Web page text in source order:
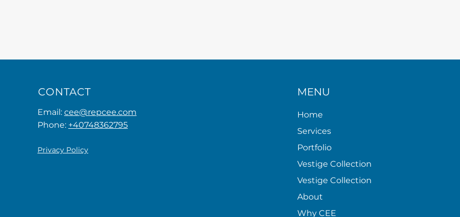
CONTACT
Email: cee@repcee.com
Phone: +40748362795
Privacy Policy
MENU
Home
Services
Portfolio
Vestige Collection
Vestige Collection
About
Why CEE